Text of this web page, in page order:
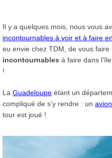
Il y a quelques mois, nous vous
incontournables à voir et à faire
eu envie chez TDM, de vous faire
incontournables à faire dans
!
La Guadeloupe étant un
compliqué de s’y rendre : un avion
tour est joué !